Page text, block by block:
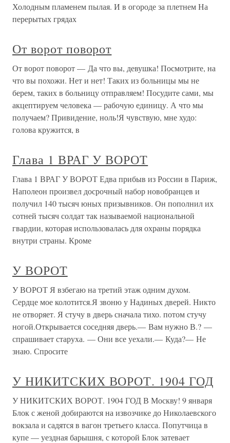
Холодным пламенем пылая. И в огороде за плетнем На
перерытых грядах
От ворот поворот
От ворот поворот — Да что вы, девушка! Посмотрите, на
что вы похожи. Нет и нет! Таких из больницы мы не
берем, таких в больницу отправляем! Посудите сами, мы
акцептируем человека — рабочую единицу. А что мы
получаем? Привидение, ноль!Я чувствую, мне худо:
голова кружится, в
Глава 1 ВРАГ У ВОРОТ
Глава 1 ВРАГ У ВОРОТ Едва прибыв из России в Париж,
Наполеон произвел досрочный набор новобранцев и
получил 140 тысяч юных призывников. Он пополнил их
сотней тысяч солдат так называемой национальной
гвардии, которая использовалась для охраны порядка
внутри страны. Кроме
У ВОРОТ
У ВОРОТ Я взбегаю на третий этаж одним духом.
Сердце мое колотится.Я звоню у Надиных дверей. Никто
не отворяет. Я стучу в дверь сначала тихо. потом стучу
ногой.Открывается соседняя дверь.— Вам нужно В.? —
спрашивает старуха. — Они все уехали.— Куда?— Не
знаю. Спросите
У НИКИТСКИХ ВОРОТ. 1904 ГОД
У НИКИТСКИХ ВОРОТ. 1904 ГОД В Москву! 9 января
Блок с женой добираются на извозчике до Николаевского
вокзала и садятся в вагон третьего класса. Попутчица в
купе — уездная барышня, с которой Блок затевает